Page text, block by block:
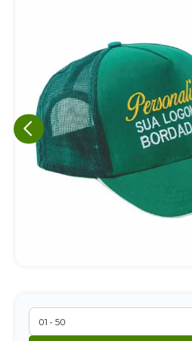
Eu concordo em receber
A nossa empresa está comprometida
sua privacidade, utilizaremos seus
de marketing. Você pode alterar suas
qualquer momento.
Iniciar